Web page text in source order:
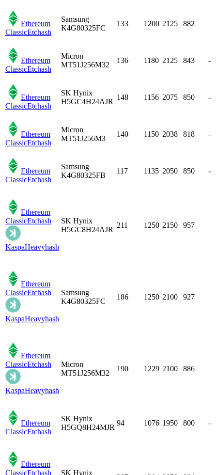
Ethereum
ClassicEtchash
Samsung
K4G80325FC
133 1200 2125 882
Ethereum
ClassicEtchash
Micron
MT51J256M32
136 1180 2125 843 -
Ethereum
ClassicEtchash
SK Hynix
H5GC4H24AJR
148 1156 2075 850 -
Ethereum
ClassicEtchash
Micron
MT51J256M3
140 1150 2038 818 -
Ethereum
ClassicEtchash
Samsung
K4G80325FB
117 1135 2050 850 -
Ethereum
ClassicEtchash
KaspaHeavyhash
SK Hynix
H5GC8H24AJR
211 1250 2150 957
Ethereum
ClassicEtchash
KaspaHeavyhash
Samsung
K4G80325FC
186 1250 2100 927
Ethereum
ClassicEtchash
KaspaHeavyhash
Micron
MT51J256M32
190 1229 2100 886
Ethereum
ClassicEtchash
SK Hynix
H5GQ8H24MJR
94 1076 1950 800 -
Ethereum
ClassicEtchash SK Hynix